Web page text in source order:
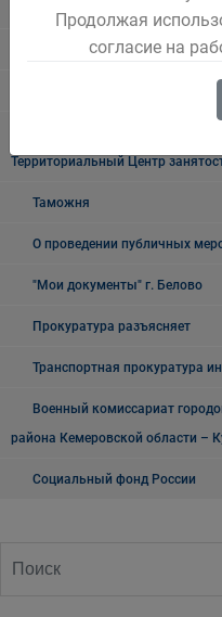
Росреестр
Территориальный Центр
Таможня
О проведении публичных
"Мои документы" г. Белово
Прокуратура разъясняет
Транспортная прокуратура
Военный комиссариат
района Кемеровской области –
Социальный фонд России
Продолжая
согласие на